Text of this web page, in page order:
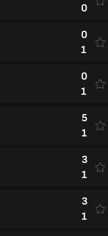
0
0
1
0
1
5
1
3
1
3
1